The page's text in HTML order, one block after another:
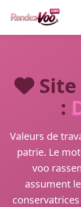
Site
:
Valeurs de
patrie. Le
voo
assument